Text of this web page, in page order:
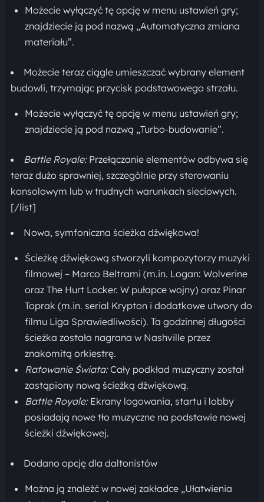
Możecie wyłączyć tę opcję w menu ustawień gry;
znajdziecie ją pod nazwą „Automatyczna zmiana
materiału”.
Możecie teraz ciągle umieszczać wybrany element
budowli, trzymając przycisk podstawowego strzału.
Możecie wyłączyć tę opcję w menu ustawień gry;
znajdziecie ją pod nazwą „Turbo-budowanie”.
Battle Royale:Przełączanie elementów odbywa się
teraz dużo sprawniej, szczególnie przy sterowaniu
konsolowym lub w trudnych warunkach sieciowych.
[/list]
Nowa, symfoniczna ścieżka dźwiękowa!
Ścieżkę dźwiękową stworzyli kompozytorzy muzyki
filmowej – Marco Beltrami (m.in. Logan: Wolverine
oraz The Hurt Locker. W pułapce wojny) oraz Pinar
Toprak (m.in. serial Krypton i dodatkowe utwory do
filmu Liga Sprawiedliwości). Ta godzinnej długości
ścieżka została nagrana w Nashville przez
znakomitą orkiestrę.
Ratowanie Świata:Cały podkład muzyczny został
zastąpiony nową ścieżką dźwiękową.
Battle Royale:Ekrany logowania, startu i lobby
posiadają nowe tło muzyczne na podstawie nowej
ścieżki dźwiękowej.
Dodano opcję dla daltonistów
Można ją znaleźć w nowej zakładce „Ułatwienia